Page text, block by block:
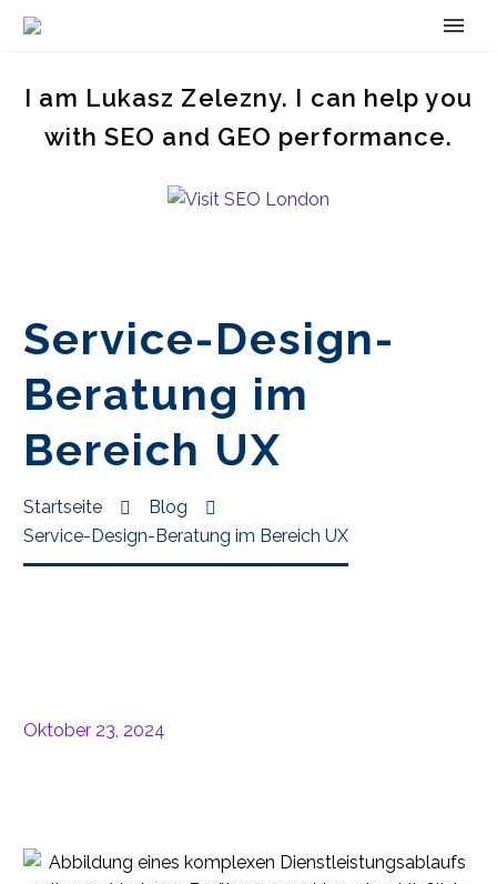
I am Lukasz Zelezny. I can help you
with SEO and GEO performance.
Service-Design-
Beratung im
Bereich UX
Startseite
Blog
Service-Design-Beratung im Bereich UX
Oktober 23, 2024